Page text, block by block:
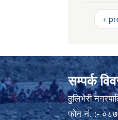
‹
सम्पर्क
ठुलिभेरी
फोन नं. :-